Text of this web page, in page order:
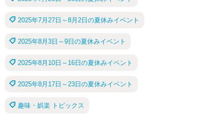
2025年7月27日～8月2日の夏休みイベント
2025年8月3日～9日の夏休みイベント
2025年8月10日～16日の夏休みイベント
2025年8月17日～23日の夏休みイベント
趣味・娯楽 トピックス